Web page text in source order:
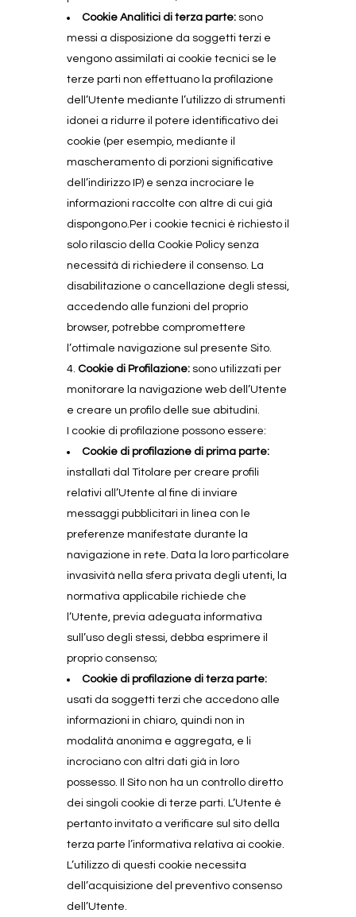
Cookie Analitici di terza parte: sono
messi a disposizione da soggetti terzi e
vengono assimilati ai cookie tecnici se le
terze parti non effettuano la profilazione
dell’Utente mediante l’utilizzo di strumenti
idonei a ridurre il potere identificativo dei
cookie (per esempio, mediante il
mascheramento di porzioni significative
dell’indirizzo IP) e senza incrociare le
informazioni raccolte con altre di cui già
dispongono.Per i cookie tecnici è richiesto il
solo rilascio della Cookie Policy senza
necessità di richiedere il consenso. La
disabilitazione o cancellazione degli stessi,
accedendo alle funzioni del proprio
browser, potrebbe compromettere
l’ottimale navigazione sul presente Sito.
Cookie di Profilazione: sono utilizzati per
monitorare la navigazione web dell’Utente
e creare un profilo delle sue abitudini.
I cookie di profilazione possono essere:
Cookie di profilazione di prima parte:
installati dal Titolare per creare profili
relativi all’Utente al fine di inviare
messaggi pubblicitari in linea con le
preferenze manifestate durante la
navigazione in rete. Data la loro particolare
invasività nella sfera privata degli utenti, la
normativa applicabile richiede che
l’Utente, previa adeguata informativa
sull’uso degli stessi, debba esprimere il
proprio consenso;
Cookie di profilazione di terza parte:
usati da soggetti terzi che accedono alle
informazioni in chiaro, quindi non in
modalità anonima e aggregata, e li
incrociano con altri dati già in loro
possesso. Il Sito non ha un controllo diretto
dei singoli cookie di terze parti. L’Utente è
pertanto invitato a verificare sul sito della
terza parte l’informativa relativa ai cookie.
L’utilizzo di questi cookie necessita
dell’acquisizione del preventivo consenso
dell’Utente.